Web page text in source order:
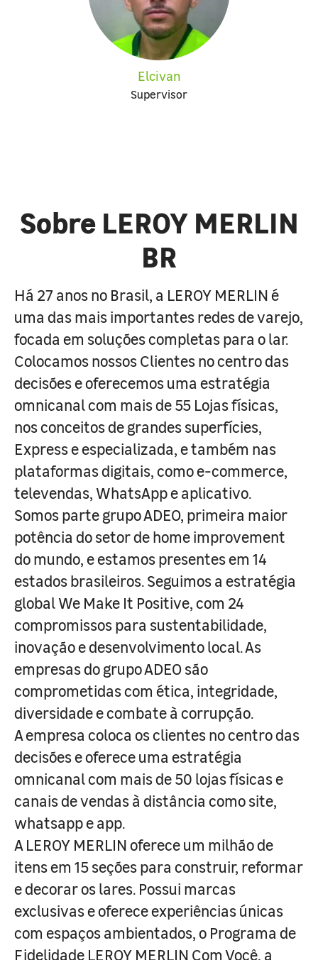
Elcivan
Supervisor
Sobre LEROY MERLIN
BR
Há 27 anos no Brasil, a LEROY MERLIN é
uma das mais importantes redes de varejo,
focada em soluções completas para o lar.
Colocamos nossos Clientes no centro das
decisões e oferecemos uma estratégia
omnicanal com mais de 55 Lojas físicas,
nos conceitos de grandes superfícies,
Express e especializada, e também nas
plataformas digitais, como e-commerce,
televendas, WhatsApp e aplicativo.
Somos parte grupo ADEO, primeira maior
potência do setor de home improvement
do mundo, e estamos presentes em 14
estados brasileiros. Seguimos a estratégia
global We Make It Positive, com 24
compromissos para sustentabilidade,
inovação e desenvolvimento local. As
empresas do grupo ADEO são
comprometidas com ética, integridade,
diversidade e combate à corrupção.
A empresa coloca os clientes no centro das
decisões e oferece uma estratégia
omnicanal com mais de 50 lojas físicas e
canais de vendas à distância como site,
whatsapp e app.
A LEROY MERLIN oferece um milhão de
itens em 15 seções para construir, reformar
e decorar os lares. Possui marcas
exclusivas e oferece experiências únicas
com espaços ambientados, o Programa de
Fidelidade LEROY MERLIN Com Você, a